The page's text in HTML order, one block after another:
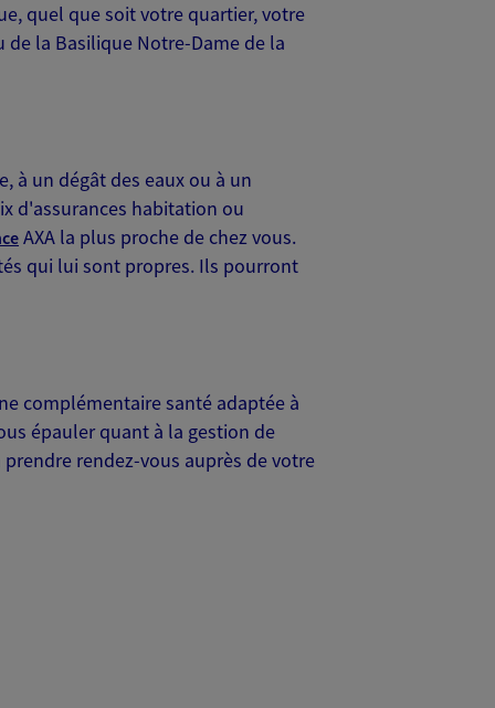
quel que soit votre quartier, votre
de la Basilique Notre-Dame de la
à un dégât des eaux ou à un
d'assurances habitation ou
AXA la plus proche de chez vous.
qui lui sont propres. Ils pourront
complémentaire santé adaptée à
épauler quant à la gestion de
rendez-vous auprès de votre